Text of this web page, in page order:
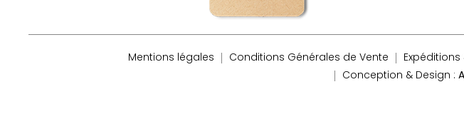
Mentions légales Conditions Générales de Vente
Conception & Design :